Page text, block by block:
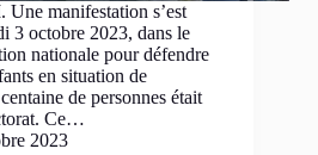
manifestation s’est
3 octobre 2023, dans le
nationale pour défendre
en situation de
de personnes était
Ce…
2023